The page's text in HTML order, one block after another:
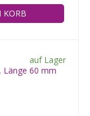
auf Lager